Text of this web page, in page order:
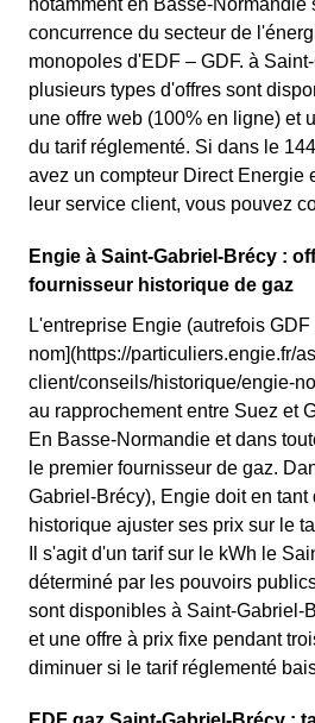
notamment en Basse-Normandie
concurrence du secteur de
monopoles d'EDF – GDF. à
plusieurs types d'offres sont
une offre web (100% en ligne) et
du tarif réglementé. Si dans le
avez un compteur Direct Energie
leur service client, vous pouvez
Engie à Saint-Gabriel-Brécy :
fournisseur historique de gaz
L'entreprise Engie (autrefois
nom](https://particuliers.engie.fr/
client/conseils/historique/engie-
au rapprochement entre Suez et
En Basse-Normandie et dans
le premier fournisseur de gaz.
Gabriel-Brécy), Engie doit en tant
historique ajuster ses prix sur le
Il s'agit d'un tarif sur le kWh le
déterminé par les pouvoirs
sont disponibles à Saint-Gabriel-
et une offre à prix fixe pendant
diminuer si le tarif réglementé